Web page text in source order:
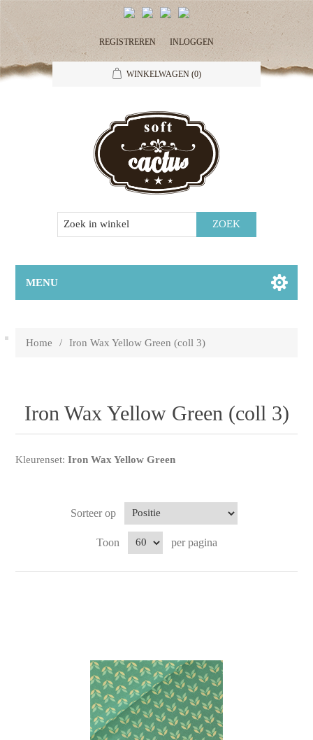
REGISTREREN INLOGGEN
WINKELWAGEN (0)
MENU
Home / Iron Wax Yellow Green (coll 3)
Iron Wax Yellow Green (coll 3)
Kleurenset:Iron Wax Yellow Green
Sorteer op
Toon per pagina